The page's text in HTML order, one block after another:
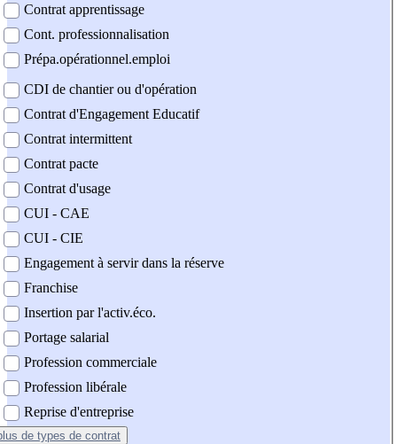
Contrat apprentissage
Cont. professionnalisation
Prépa.opérationnel.emploi
CDI de chantier ou d'opération
Contrat d'Engagement Educatif
Contrat intermittent
Contrat pacte
Contrat d'usage
CUI - CAE
CUI - CIE
Engagement à servir dans la réserve
Franchise
Insertion par l'activ.éco.
Portage salarial
Profession commerciale
Profession libérale
Reprise d'entreprise
de types de contrat